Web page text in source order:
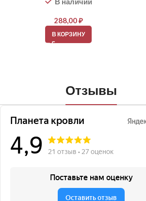
288,00₽
В КОРЗИНУ
Отзывы